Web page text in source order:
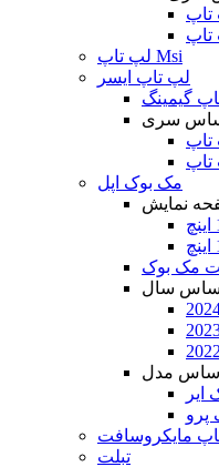
لپ تاپ Msi
لپ تاپ ایسر
سری
مک بوک اپل
نمایش
مک بوک
سال
مدل
پرو
مایکروسافت
تبلت